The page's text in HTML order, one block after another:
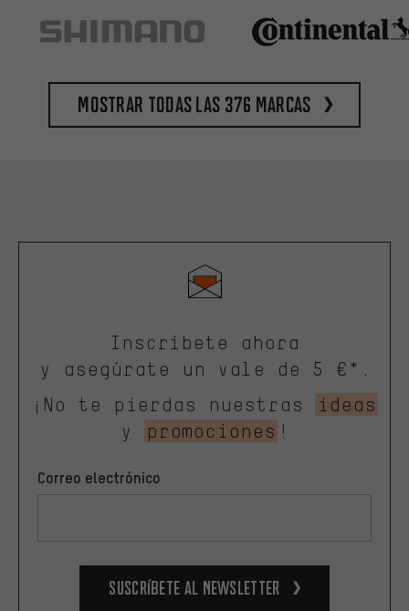
Mostrar todas las 376 marcas
Inscríbete ahora
y asegúrate un vale de 5 €*.
¡No te pierdas nuestras
ideas
y
promociones !
Correo electrónico
Suscríbete al newsletter